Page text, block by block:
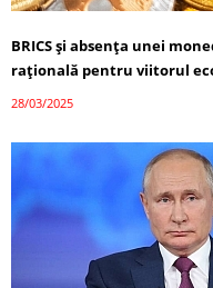
BRICS și absența unei
rațională pentru viitorul
28/03/2025